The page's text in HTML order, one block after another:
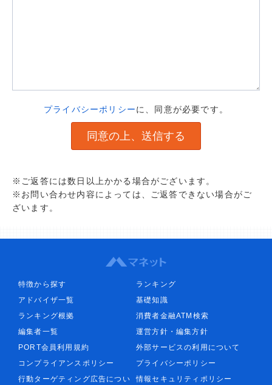
プライバシーポリシーに、同意が必要です。
※ご返答には数日以上かかる場合がございます。
※お問い合わせ内容によっては、ご返答できない場合がご
ざいます。
特徴から探す
ランキング
アドバイザ一覧
基礎知識
ランキング根拠
消費者金融ATM検索
編集者一覧
運営方針・編集方針
PORT会員利用規約
外部サービスの利用について
コンプライアンスポリシー
プライバシーポリシー
行動ターゲティング広告につい
情報セキュリティポリシー